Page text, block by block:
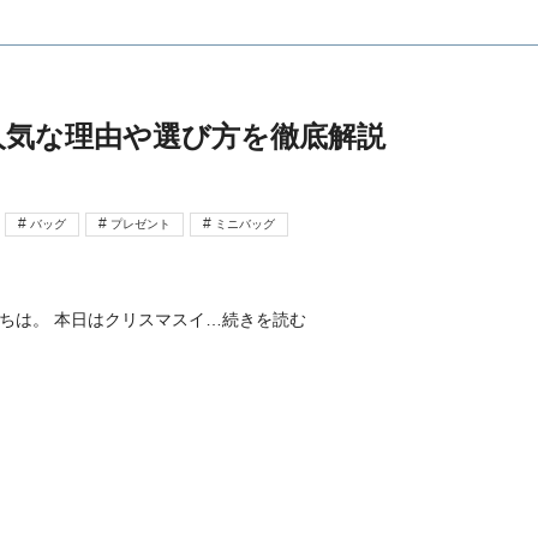
な理由や選び方を徹底解説
バッグ プレゼント ミニバッグ
は。 本日はクリスマスイ …続きを読む